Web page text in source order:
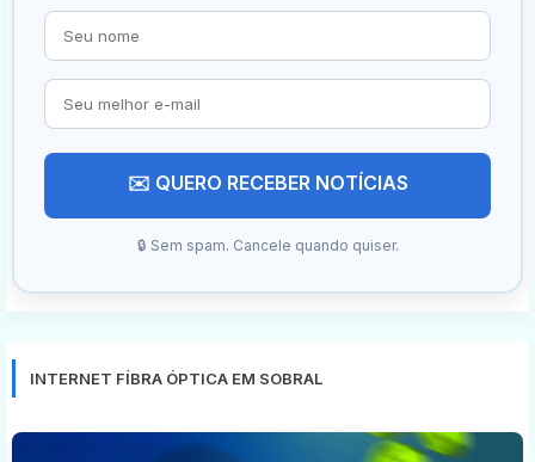
✉️ QUERO RECEBER NOTÍCIAS
🔒 Sem spam. Cancele quando quiser.
INTERNET FÍBRA ÓPTICA EM SOBRAL